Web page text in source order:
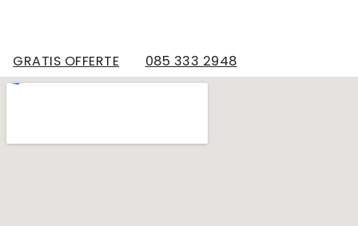
GRATIS OFFERTE 085 333 2948